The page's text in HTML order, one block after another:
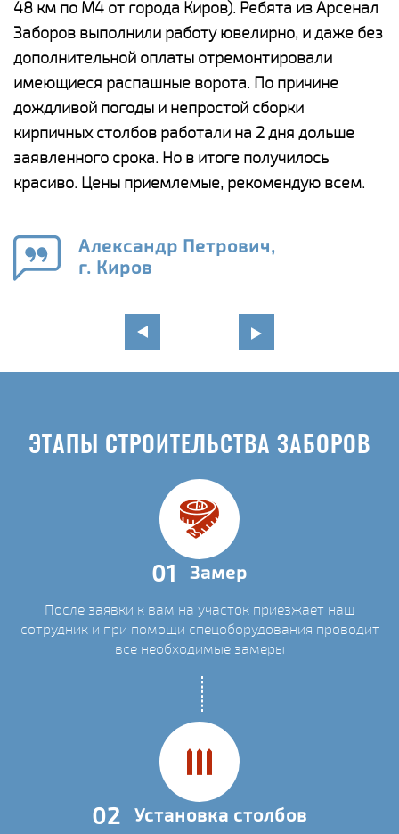
48 км по М4 от города Киров). Ребята из Арсенал
Заборов выполнили работу ювелирно, и даже без
дополнительной оплаты отремонтировали
имеющиеся распашные ворота. По причине
дождливой погоды и непростой сборки
кирпичных столбов работали на 2 дня дольше
заявленного срока. Но в итоге получилось
красиво. Цены приемлемые, рекомендую всем.
Александр Петрович,
г. Киров
ЭТАПЫ СТРОИТЕЛЬСТВА ЗАБОРОВ
01 Замер
После заявки к вам на участок приезжает наш
сотрудник и при помощи спецоборудования проводит
все необходимые замеры
02 Установка столбов